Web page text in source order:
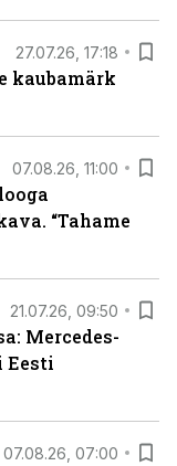
27.07.26, 17:18
kaubamärk
07.08.26, 11:00
“Tahame
21.07.26, 09:50
Mercedes-
Eesti
07.08.26, 07:00